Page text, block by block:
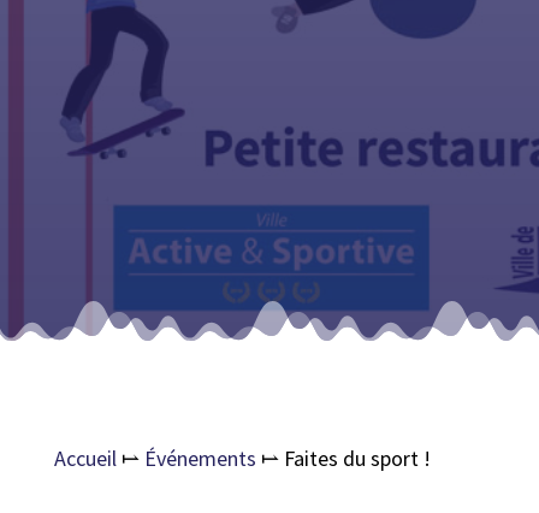
Accueil⥛ Événements ⥛ Faites du sport !